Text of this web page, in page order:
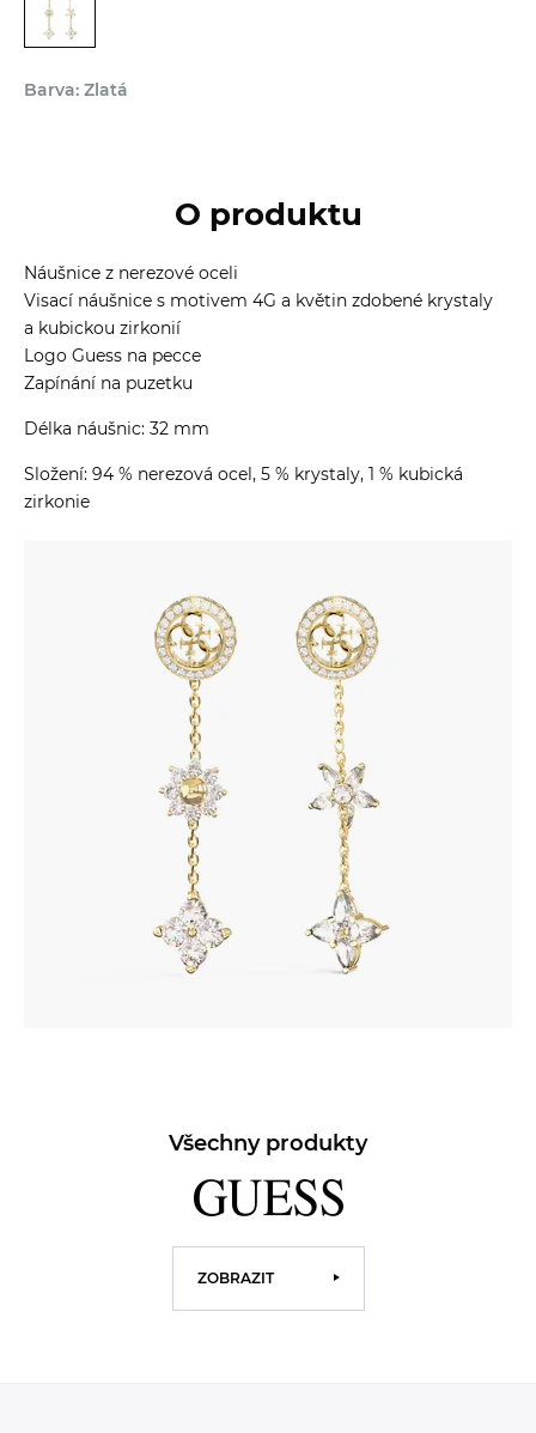
Barva: Zlatá
O produktu
Náušnice z nerezové oceli
Visací náušnice s motivem 4G a květin zdobené krystaly
a kubickou zirkonií
Logo Guess na pecce
Zapínání na puzetku
Délka náušnic: 32 mm
Složení: 94 % nerezová ocel, 5 % krystaly, 1 % kubická
zirkonie
Všechny produkty
ZOBRAZIT